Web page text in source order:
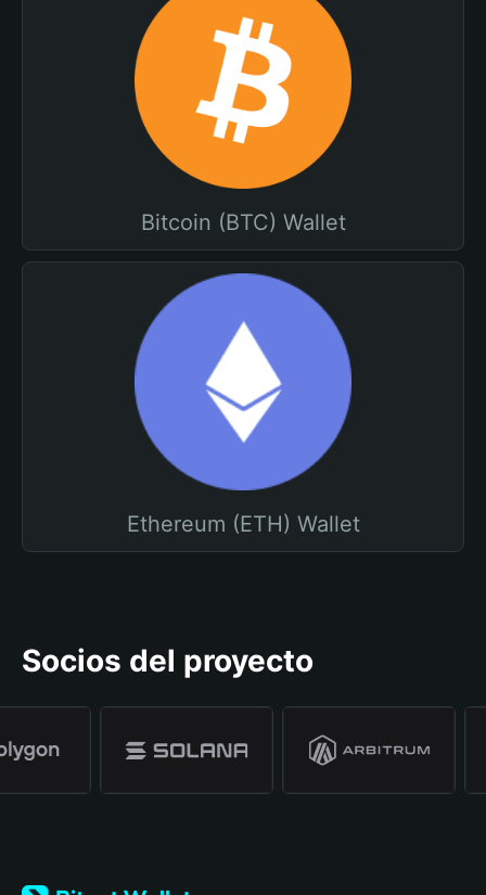
Bitcoin (BTC) Wallet
Ethereum (ETH) Wallet
Socios del proyecto